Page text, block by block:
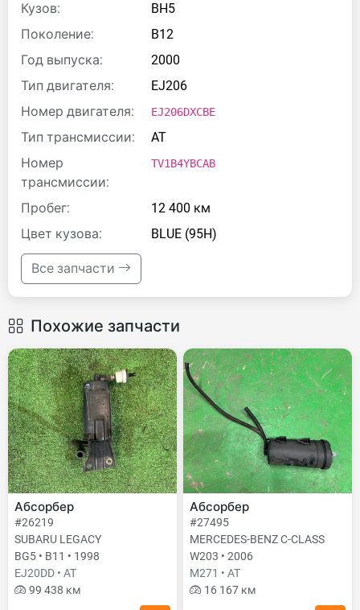
Кузов:
BH5
Поколение:
B12
Год выпуска:
2000
Тип двигателя:
EJ206
Номер двигателя:
EJ206DXCBE
Тип трансмиссии:
AT
Номер
трансмиссии:
TV1B4YBCAB
Пробег:
12 400 км
Цвет кузова:
BLUE (95H)
Все запчасти
Похожие запчасти
Абсорбер
#26219
SUBARU LEGACY
BG5 • B11 • 1998
EJ20DD • AT
99 438 км
Абсорбер
#27495
MERCEDES-BENZ C-CLASS
W203 • 2006
M271 • AT
16 167 км